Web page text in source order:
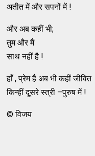
अतीत में और सपनों में !
और अब कहीं भी;
तुम और मैं
साथ नहीं है !
हाँ , प्रेम है अब भी कहीं जीवित
किन्हीं दूसरे स्त्री –पुरुष में !
© विजय